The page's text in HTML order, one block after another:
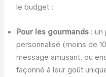
le budget :
Pour les gourmands: un
personnalisé (moins de
message amusant, ou
façonné à leur goût